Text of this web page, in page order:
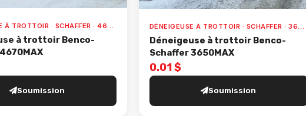
DÉNEIGEUSE À TROTTOIR · SCHAFFER · 4670MAX
à trottoir Benco-
Soumission
Déneigeuse à trottoir Benco-
Schaffer 3650MAX
0.01 $
Soumission